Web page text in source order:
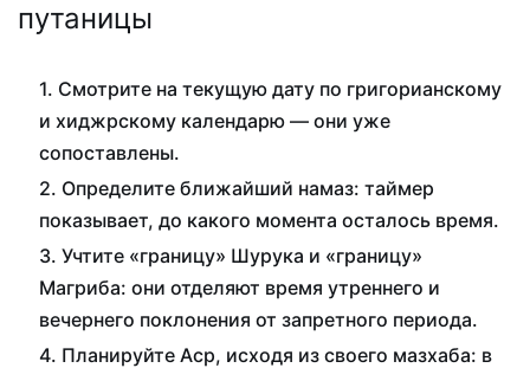
путаницы
Смотрите на текущую дату по григорианскому
и хиджрскому календарю — они уже
сопоставлены.
Определите ближайший намаз: таймер
показывает, до какого момента осталось время.
Учтите «границу» Шурука и «границу»
Магриба: они отделяют время утреннего и
вечернего поклонения от запретного периода.
Планируйте Аср, исходя из своего мазхаба: в